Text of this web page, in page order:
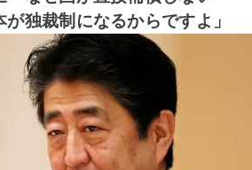
独裁制になるからですよ」